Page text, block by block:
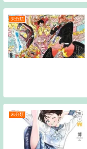
未分類
未分類